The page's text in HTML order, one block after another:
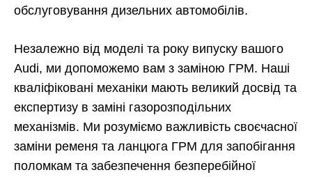
обслуговування дизельних автомобілів.
Незалежно від моделі та року випуску вашого
Audi, ми допоможемо вам з заміною ГРМ. Наші
кваліфіковані механіки мають великий досвід та
експертизу в заміні газорозподільних
механізмів. Ми розуміємо важливість своєчасної
заміни ременя та ланцюга ГРМ для запобігання
поломкам та забезпечення безперебійної